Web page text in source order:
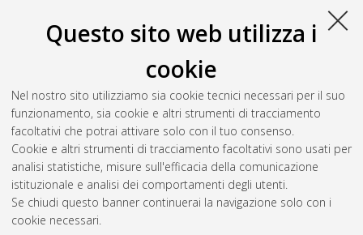
Questo sito web utilizza i
cookie
Nel nostro sito utilizziamo sia cookie tecnici necessari per il suo
funzionamento, sia cookie e altri strumenti di tracciamento
facoltativi che potrai attivare solo con il tuo consenso.
Cookie e altri strumenti di tracciamento facoltativi sono usati per
analisi statistiche, misure sull'efficacia della comunicazione
istituzionale e analisi dei comportamenti degli utenti.
Se chiudi questo banner continuerai la navigazione solo con i
cookie necessari.
Cunsolo, Serena(2014) Response of Microcystis aeruginosa
PCC 7806 to different CO2 concentrations.[Laurea magistrale],
Università di Bologna, Corso di Studio inBiologia marina [LM-
DM270] - Ravenna, Documento ad accesso riservato.
Questa lista e' stata generata ilFri Aug 7 01:22:05 2026 CEST